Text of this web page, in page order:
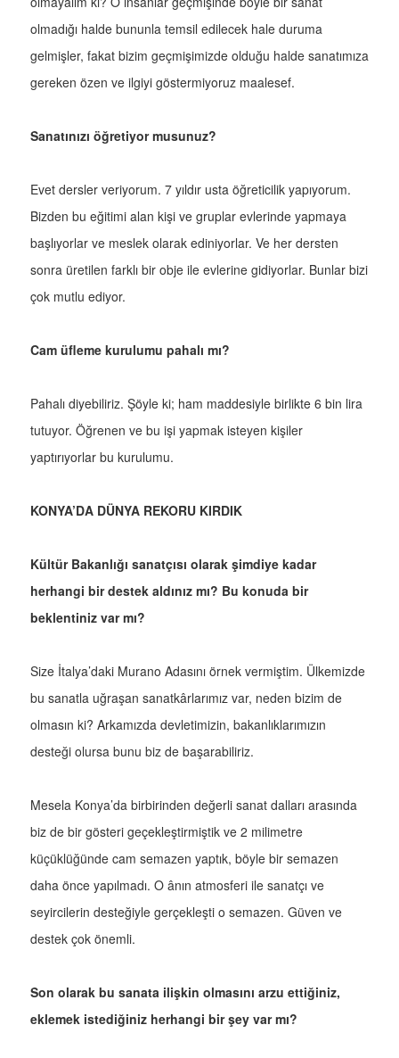
olmadığı halde bununla temsil edilecek hale duruma
gelmişler, fakat bizim geçmişimizde olduğu halde sanatımıza
gereken özen ve ilgiyi göstermiyoruz maalesef.
Sanatınızı öğretiyor musunuz?
Evet dersler veriyorum. 7 yıldır usta öğreticilik yapıyorum.
Bizden bu eğitimi alan kişi ve gruplar evlerinde yapmaya
başlıyorlar ve meslek olarak ediniyorlar. Ve her dersten
sonra üretilen farklı bir obje ile evlerine gidiyorlar. Bunlar bizi
çok mutlu ediyor.
Cam üfleme kurulumu pahalı mı?
Pahalı diyebiliriz. Şöyle ki; ham maddesiyle birlikte 6 bin lira
tutuyor. Öğrenen ve bu işi yapmak isteyen kişiler
yaptırıyorlar bu kurulumu.
KONYA’DA DÜNYA REKORU KIRDIK
Kültür Bakanlığı sanatçısı olarak şimdiye kadar
herhangi bir destek aldınız mı? Bu konuda bir
beklentiniz var mı?
Size İtalya’daki Murano Adasını örnek vermiştim. Ülkemizde
bu sanatla uğraşan sanatkârlarımız var, neden bizim de
olmasın ki? Arkamızda devletimizin, bakanlıklarımızın
desteği olursa bunu biz de başarabiliriz.
Mesela Konya’da birbirinden değerli sanat dalları arasında
biz de bir gösteri geçekleştirmiştik ve 2 milimetre
küçüklüğünde cam semazen yaptık, böyle bir semazen
daha önce yapılmadı. O ânın atmosferi ile sanatçı ve
seyircilerin desteğiyle gerçekleşti o semazen. Güven ve
destek çok önemli.
Son olarak bu sanata ilişkin olmasını arzu ettiğiniz,
eklemek istediğiniz herhangi bir şey var mı?